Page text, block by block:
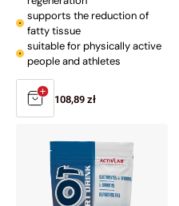
supports the reduction of
fatty tissue
suitable for physically active
people and athletes
Regular
108,89 zł